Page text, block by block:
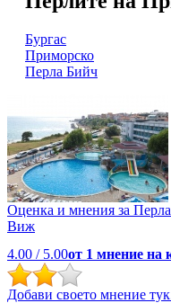
Бургас
Приморско
Перла Бийч
Оценка и мнения за
Виж
4.00 / 5.00от 1 мнение на
Добави своето мнение